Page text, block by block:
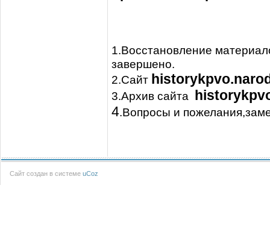
1.Восстановление
завершено.
2.Сайт
3.Архив сайта
4.Вопросы и
Сайт создан в системе uCoz